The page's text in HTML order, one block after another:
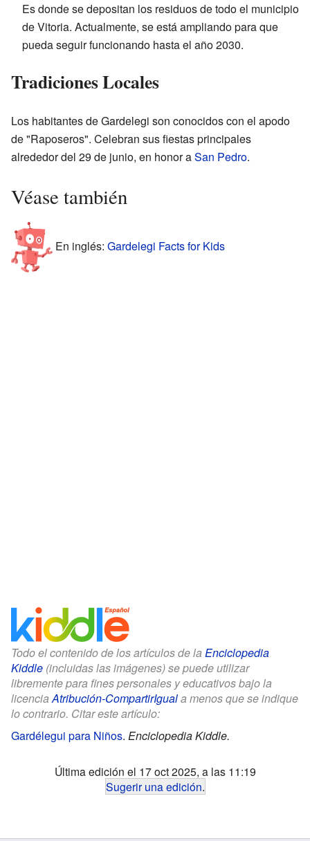
Es donde se depositan los residuos de todo el municipio
de Vitoria. Actualmente, se está ampliando para que
pueda seguir funcionando hasta el año 2030.
Tradiciones Locales
Los habitantes de Gardelegi son conocidos con el apodo
de "Raposeros". Celebran sus fiestas principales
alrededor del 29 de junio, en honor aSan Pedro.
Véase también
En inglés: Gardelegi Facts for Kids
Todo el contenido de los artículos de la Enciclopedia
Kiddle (incluidas las imágenes) se puede utilizar
libremente para fines personales y educativos bajo la
licenciaAtribución-CompartirIguala menos que se indique
lo contrario. Citar este artículo:
Gardélegui para Niños. Enciclopedia Kiddle.
Última edición el 17 oct 2025, a las 11:19
Sugerir una edición.